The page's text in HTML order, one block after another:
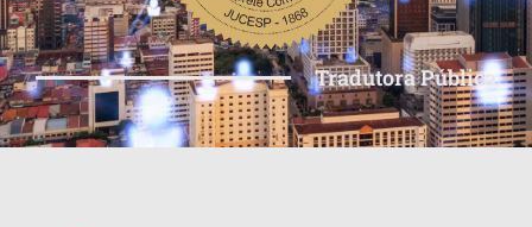
Tradutora Pública